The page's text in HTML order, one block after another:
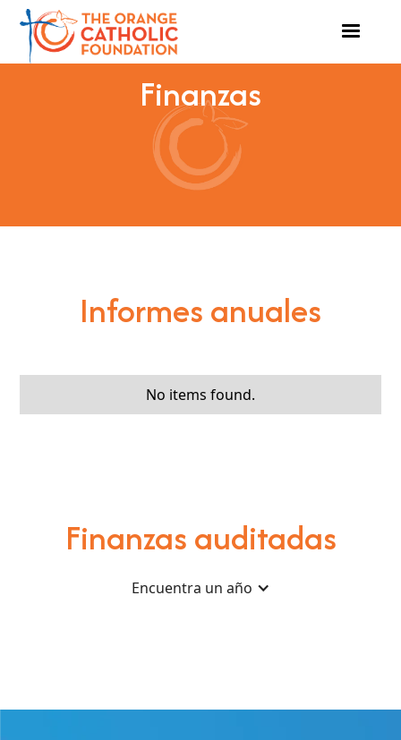
Finanzas
Informes anuales
No items found.
Finanzas auditadas
Encuentra un año